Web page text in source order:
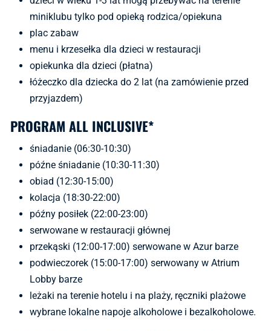
miniklubu tylko pod opieką rodzica/opiekuna
plac zabaw
menu i krzesełka dla dzieci w restauracji
opiekunka dla dzieci (płatna)
łóżeczko dla dziecka do 2 lat (na zamówienie przed
przyjazdem)
PROGRAM ALL INCLUSIVE*
śniadanie (06:30-10:30)
późne śniadanie (10:30-11:30)
obiad (12:30-15:00)
kolacja (18:30-22:00)
późny posiłek (22:00-23:00)
serwowane w restauracji głównej
przekąski (12:00-17:00) serwowane w Azur barze
podwieczorek (15:00-17:00) serwowany w Atrium
Lobby barze
leżaki na terenie hotelu i na plaży, ręczniki plażowe
wybrane lokalne napoje alkoholowe i bezalkoholowe.